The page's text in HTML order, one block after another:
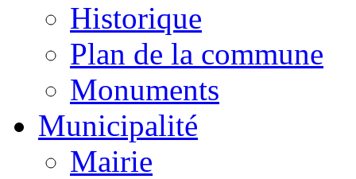
Historique
Plan de la commune
Monuments
Municipalité
Mairie